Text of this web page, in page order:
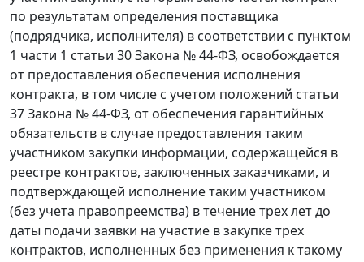
по результатам определения поставщика
(подрядчика, исполнителя) в соответствии с пунктом
1 части 1 статьи 30 Закона № 44-ФЗ, освобождается
от предоставления обеспечения исполнения
контракта, в том числе с учетом положений статьи
37 Закона № 44-ФЗ, от обеспечения гарантийных
обязательств в случае предоставления таким
участником закупки информации, содержащейся в
реестре контрактов, заключенных заказчиками, и
подтверждающей исполнение таким участником
(без учета правопреемства) в течение трех лет до
даты подачи заявки на участие в закупке трех
контрактов, исполненных без применения к такому